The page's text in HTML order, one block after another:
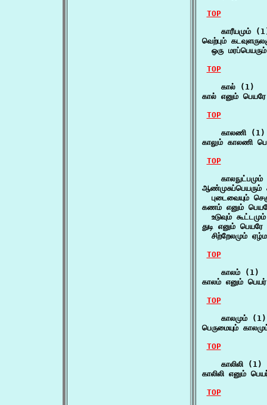
TOP
காரீயமும்
வெற்பும்
ஒரு
TOP
    கால் (1)
கால் எனும்
TOP
    காலணி (1)
காலும் காலணி
TOP
காலநுட்பமும்
ஆண்முசுப்பெயரும்
புடைவையும்
கணம் எனும்
உடுவும்
துடி எனும் பெயரே
சிற்றேலமும்
TOP
    காலம் (1)
காலம் எனும்
TOP
    காலமும் (1)
பெருமையும்
TOP
    காலிலி (1)
காலிலி எனும்
TOP